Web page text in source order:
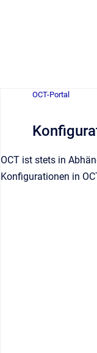
OCT-Portal
OCT ist stets in
Konfigurationen in